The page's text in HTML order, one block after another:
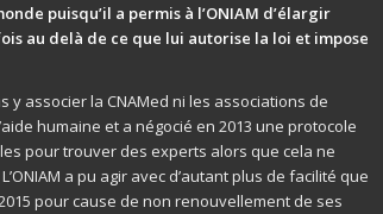
puisqu’il a permis à l’ONIAM d’élargir
au delà de ce que lui autorise la loi et impose
y associer la CNAMed ni les associations de
humaine et a négocié en 2013 une protocole
pour trouver des experts alors que cela ne
a pu agir avec d’autant plus de facilité que
pour cause de non renouvellement de ses